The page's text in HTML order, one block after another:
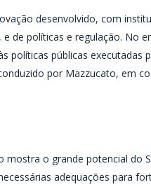
desenvolvido, com
de políticas e regulação. No
públicas executadas
por Mazzucato, em
o grande potencial do
adequações para